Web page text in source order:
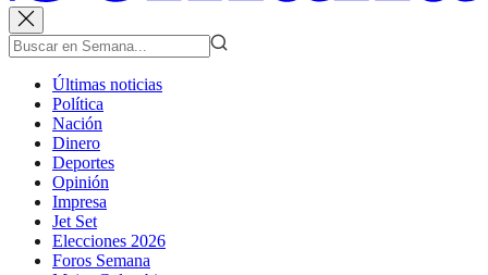
Últimas noticias
Política
Nación
Dinero
Deportes
Opinión
Impresa
Jet Set
Elecciones 2026
Foros Semana